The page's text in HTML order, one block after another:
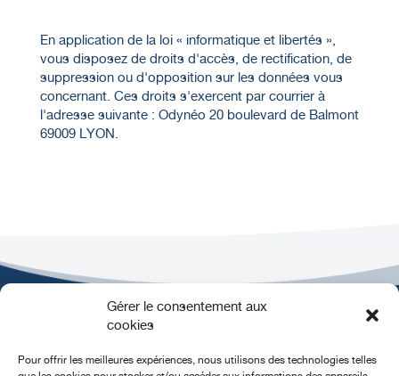
Gérer le consentement aux
cookies
Pour offrir les meilleures expériences, nous utilisons des technologies telles
En application de la loi « informatique et libertés »,
vous disposez de droits d'accès, de rectification, de
suppression ou d'opposition sur les données vous
concernant. Ces droits s'exercent par courrier à
l'adresse suivante : Odynéo 20 boulevard de Balmont
69009 LYON.